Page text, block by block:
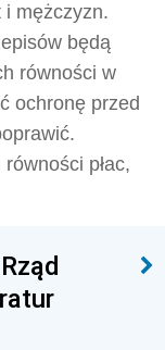
i mężczyzn.
będą
równości w
ochronę przed
płac,